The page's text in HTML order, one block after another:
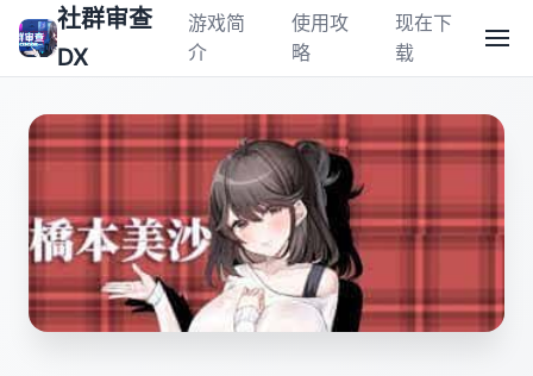
社群审查
DX
游戏简
介
使用攻
略
现在下
载